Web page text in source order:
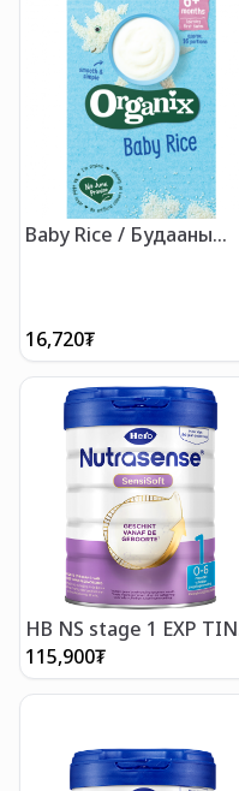
Baby Rice / Будааны
16,720₮
HB NS stage 1 EXP TIN
800g - Хүүхдийн сүү 0-6 сар
115,900₮